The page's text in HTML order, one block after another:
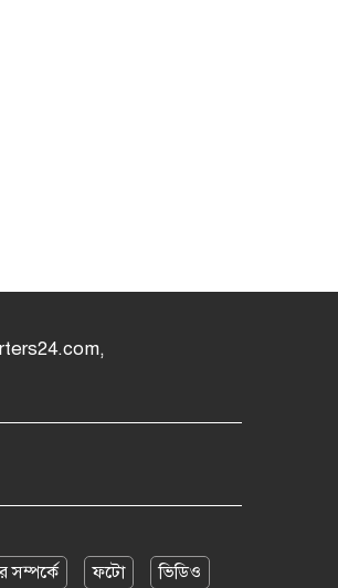
সম্পর্কে ফটো ভিডিও